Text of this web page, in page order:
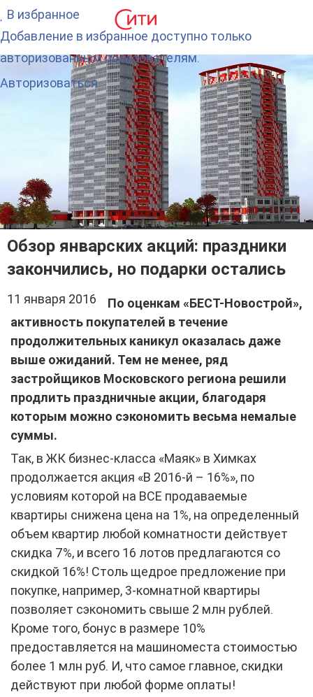
Обзор январских акций: праздники
закончились, но подарки остались
11 января 2016 По оценкам «БЕСТ-Новострой»,
активность покупателей в течение
продолжительных каникул оказалась даже
выше ожиданий. Тем не менее, ряд
застройщиков Московского региона решили
продлить праздничные акции, благодаря
которым можно сэкономить весьма немалые
суммы.
Так, в ЖК бизнес-класса «Маяк» в Химках
продолжается акция «В 2016-й – 16%», по
условиям которой на ВСЕ продаваемые
квартиры снижена цена на 1%, на определенный
объем квартир любой комнатности действует
скидка 7%, и всего 16 лотов предлагаются со
скидкой 16%! Столь щедрое предложение при
покупке, например, 3-комнатной квартиры
позволяет сэкономить свыше 2 млн рублей.
Кроме того, бонус в размере 10%
предоставляется на машиноместа стоимостью
более 1 млн руб. И, что самое главное, скидки
действуют при любой форме оплаты!
В избранное
Добавление в избранное доступно только
авторизованным пользователям.
Авторизоваться